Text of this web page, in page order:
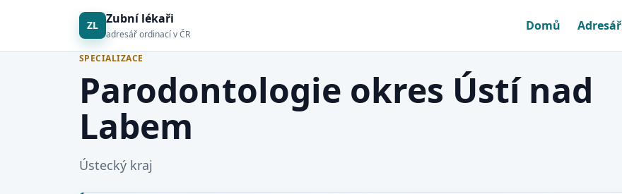
ZL Zubní lékaři
adresář ordinací v ČR
Domů Adresář
SPECIALIZACE
Parodontologie okres Ústí nad
Labem
Ústecký kraj